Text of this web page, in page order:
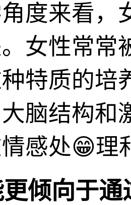
度来看，
女性常常
特质的培
脑结构和
感处😁理
倾向于